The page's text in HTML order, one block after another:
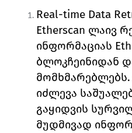
Real-time Data
Etherscan ლაივ
ინფორმაციას
ბლოკჩეინიდან
მომხმარებლებს.
იძლევა
გაყიდვის
მუდმივად